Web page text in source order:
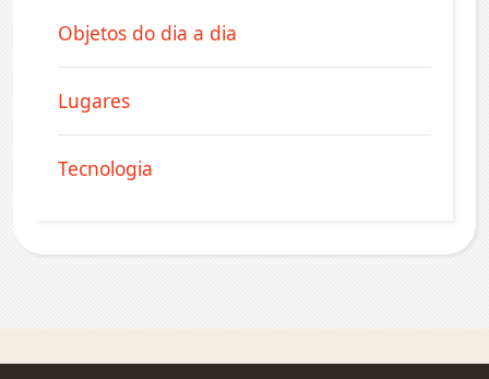
Objetos do dia a dia
Lugares
Tecnologia